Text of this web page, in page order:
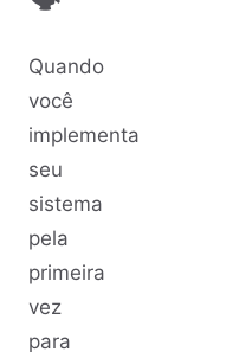
Quando
você
implementa
seu
sistema
pela
primeira
vez
para